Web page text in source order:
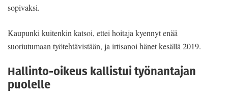
sopivaksi.
Kaupunki kuitenkin katsoi, ettei hoitaja kyennyt enää
suoriutumaan työtehtävistään, ja irtisanoi hänet kesällä 2019.
Hallinto-oikeus kallistui työnantajan
puolelle